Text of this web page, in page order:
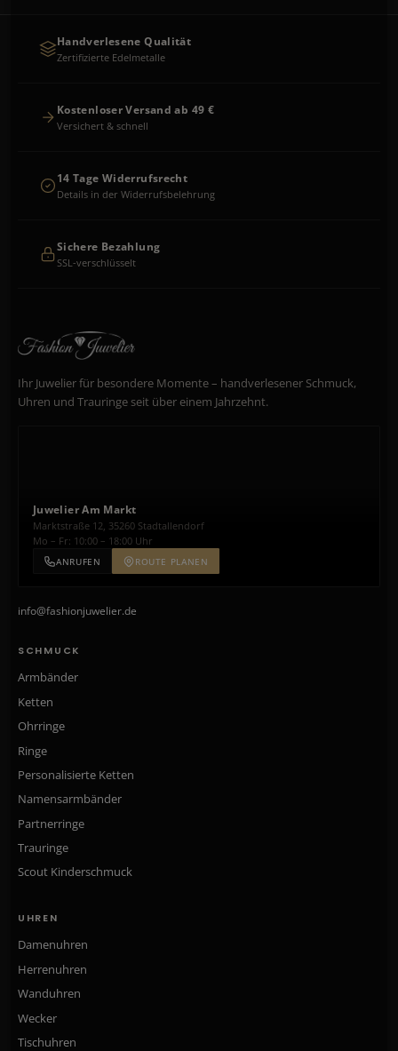
Handverlesene Qualität
Zertifizierte Edelmetalle
Kostenloser Versand ab 49 €
Versichert & schnell
14 Tage Widerrufsrecht
Details in der Widerrufsbelehrung
Sichere Bezahlung
SSL-verschlüsselt
Ihr Juwelier für besondere Momente – handverlesener Schmuck,
Uhren und Trauringe seit über einem Jahrzehnt.
Juwelier Am Markt
Marktstraße 12, 35260 Stadtallendorf
Mo – Fr: 10:00 – 18:00 Uhr
ANRUFEN ROUTE PLANEN
info@fashionjuwelier.de
SCHMUCK
Armbänder
Ketten
Ohrringe
Ringe
Personalisierte Ketten
Namensarmbänder
Partnerringe
Trauringe
Scout Kinderschmuck
UHREN
Damenuhren
Herrenuhren
Wanduhren
Wecker
Tischuhren